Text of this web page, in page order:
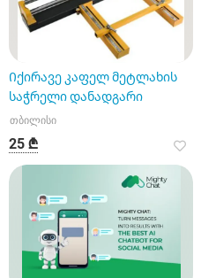
Იქირავე კაფელ მეტლახის
საჭრელი დანადგარი
თბილისი
25 ₾